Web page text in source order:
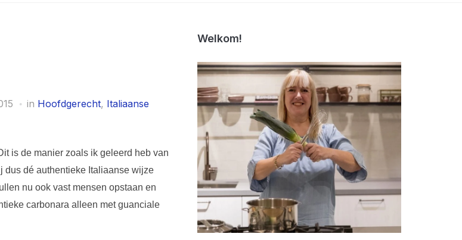
in Hoofdgerecht, Italiaanse
is de manier zoals ik geleerd heb van
dus dé authentieke Italiaanse wijze
nu ook vast mensen opstaan en
carbonara alleen met guanciale
Welkom!